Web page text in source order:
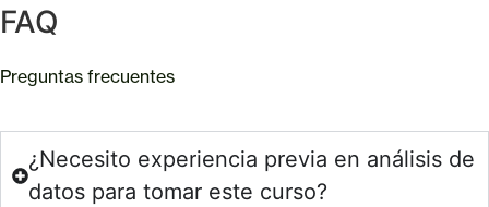
FAQ
Preguntas frecuentes
¿Necesito experiencia previa en análisis de
datos para tomar este curso?